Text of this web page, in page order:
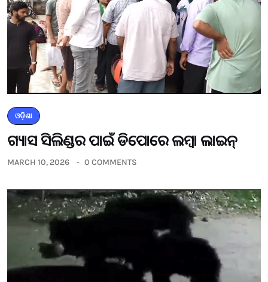
ଓଡ଼ିଶା
ଗ୍ୟାସ ସିଲିଣ୍ଡର ପାଇଁ ଡିପୋରେ ଲମ୍ବା ଲାଇନ୍
MARCH 10, 2026 0 COMMENTS